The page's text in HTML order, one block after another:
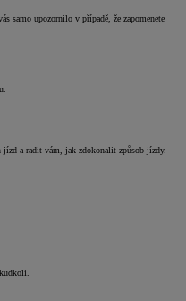
samo upozornilo v případě, že zapomenete
jízd a radit vám, jak zdokonalit způsob jízdy.